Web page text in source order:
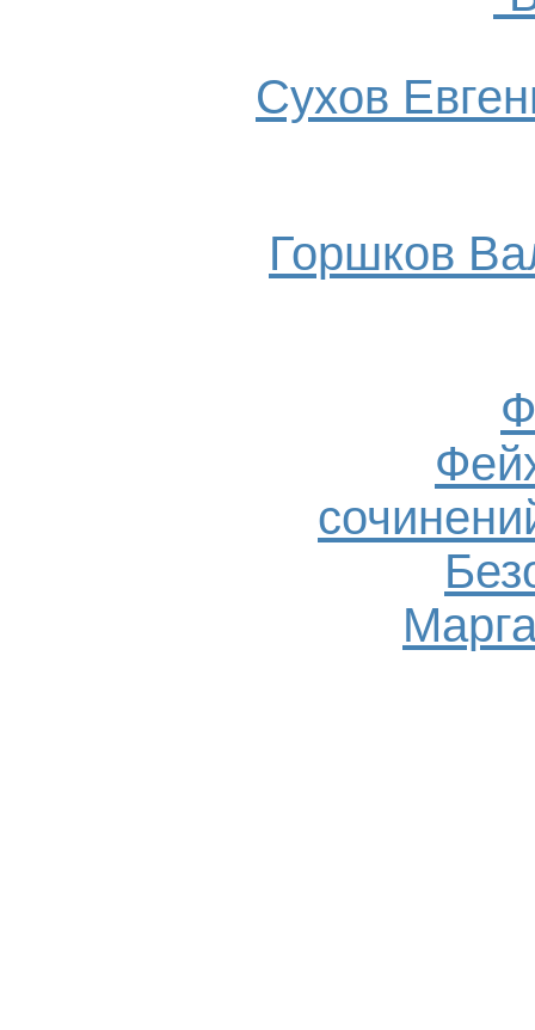
Сухов
Горшков